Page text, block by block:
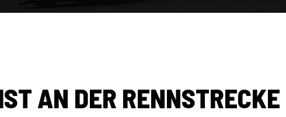
AN DER RENNSTRECKE